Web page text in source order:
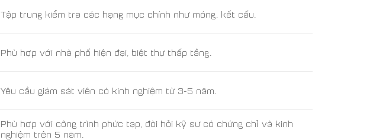
Tập trung kiểm tra các hạng mục chính như móng, kết cấu.
Phù hợp với nhà phố hiện đại, biệt thự thấp tầng.
Yêu cầu giám sát viên có kinh nghiệm từ 3-5 năm.
Phù hợp với công trình phức tạp, đòi hỏi kỹ sư có chứng chỉ và kinh
nghiệm trên 5 năm.